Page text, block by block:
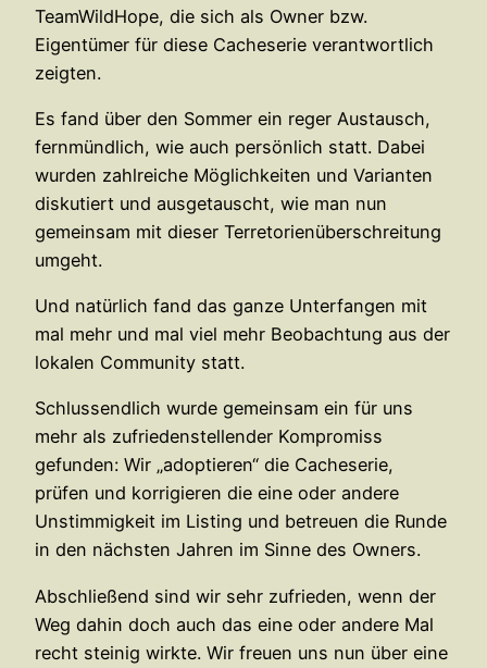
TeamWildHope, die sich als Owner bzw.
Eigentümer für diese Cacheserie verantwortlich
zeigten.
Es fand über den Sommer ein reger Austausch,
fernmündlich, wie auch persönlich statt. Dabei
wurden zahlreiche Möglichkeiten und Varianten
diskutiert und ausgetauscht, wie man nun
gemeinsam mit dieser Terretorienüberschreitung
umgeht.
Und natürlich fand das ganze Unterfangen mit
mal mehr und mal viel mehr Beobachtung aus der
lokalen Community statt.
Schlussendlich wurde gemeinsam ein für uns
mehr als zufriedenstellender Kompromiss
gefunden: Wir „adoptieren“ die Cacheserie,
prüfen und korrigieren die eine oder andere
Unstimmigkeit im Listing und betreuen die Runde
in den nächsten Jahren im Sinne des Owners.
Abschließend sind wir sehr zufrieden, wenn der
Weg dahin doch auch das eine oder andere Mal
recht steinig wirkte. Wir freuen uns nun über eine